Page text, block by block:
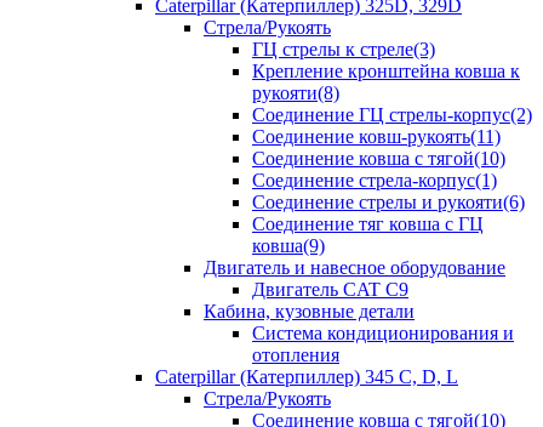
Caterpillar (Катерпиллер) 325D, 329D
Стрела/Рукоять
ГЦ стрелы к стреле(3)
Крепление кронштейна ковша к
рукояти(8)
Соединение ГЦ стрелы-корпус(2)
Соединение ковш-рукоять(11)
Соединение ковша с тягой(10)
Соединение стрела-корпус(1)
Соединение стрелы и рукояти(6)
Соединение тяг ковша с ГЦ
ковша(9)
Двигатель и навесное оборудование
Двигатель CAT C9
Кабина, кузовные детали
Система кондиционирования и
отопления
Caterpillar (Катерпиллер) 345 C, D, L
Стрела/Рукоять
Соединение ковша с тягой(10)